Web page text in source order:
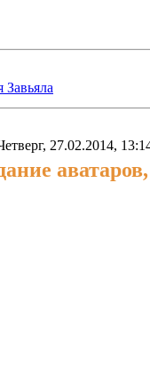
Завьяла
27.02.2014,